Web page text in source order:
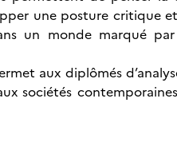
une posture critique
un monde marqué
aux diplômés
sociétés